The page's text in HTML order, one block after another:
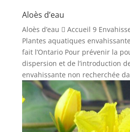
Aloès d’eau
Aloès d’eau  Accueil 9
Plantes aquatiques
fait l’Ontario Pour prévenir la
dispersion et de l’introduction
envahissante non recherchée